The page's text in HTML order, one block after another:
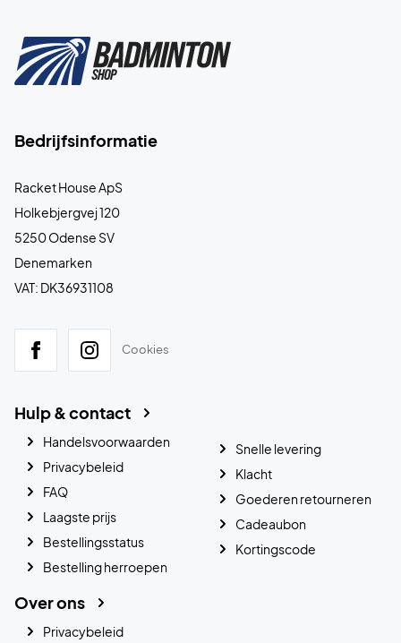
Bedrijfsinformatie
Racket House ApS
Holkebjergvej 120
5250 Odense SV
Denemarken
VAT: DK36931108
Cookies
Hulp & contact
Handelsvoorwaarden
Privacybeleid
FAQ
Laagste prijs
Bestellingsstatus
Bestelling herroepen
Snelle levering
Klacht
Goederen retourneren
Cadeaubon
Kortingscode
Over ons
Privacybeleid